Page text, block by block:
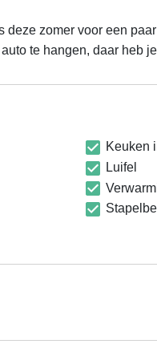
zomer voor een
te hangen, daar heb
Keuken
Luifel